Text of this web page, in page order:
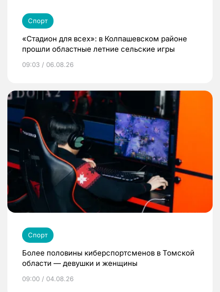
Спорт
«Стадион для всех»: в Колпашевском районе
прошли областные летние сельские игры
09:03 / 06.08.26
Спорт
Более половины киберспортсменов в Томской
области — девушки и женщины
09:00 / 04.08.26